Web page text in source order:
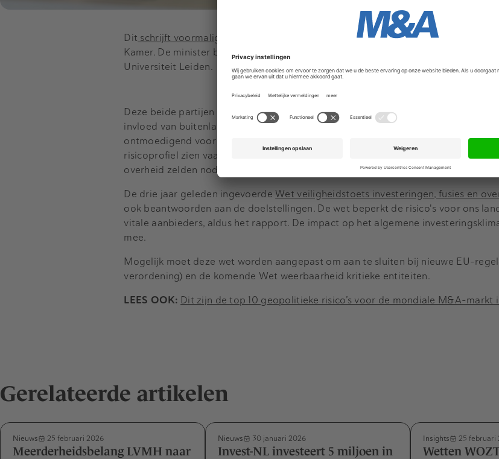
Dit schrijft voormalig minister Vincent Karremans
(Economische Zaken) in een
Kamer. De minister baseert zich op
Universiteit Leiden.
Deze beide partijen dat de twee wetten hun doel waarschijnlijk bereiken: het
invloed van buitenlandse partijen. Vooral de WOZT, die geldt voor de
ontmoedigend voor overnames die voor de overheid als onwenselijk gelden.
risicoprofiel zien vaak vooraf al af van investeringen, waardoor daadwerkelijk
overheid zelden nodig is, aldus het rapport.
De drie jaar geleden ingevoerdeWet veiligheidstoets investeringen, fusies en
ook beantwoorden aan de doelstellingen. De wet beperkt de risico's voor ons
vitale aanbieders, aldus het rapport. De impact op het algemene
mee.
Mogelijk moet deze wet worden aangepast om aan te sluiten bij nieuwe EU-
verordening) en de komende Wet weerbaarheid kritieke entiteiten.
LEES OOK: Dit zijn de top 10 geopolitieke risico’s voor de mondiale M&A-markt
Gerelateerde artikelen
Nieuws 25 februari 2026
Meerderheidsbelang LVMH naar
Nieuws 30 januari 2026
Invest-NL investeert 5 miljoen in
Insights 25 februari
Wetten